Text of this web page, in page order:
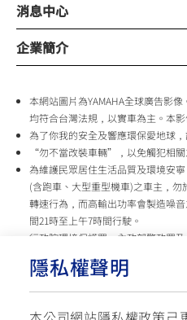
隱私權聲明
消息中心
企業簡介
本網站圖片為YAMAHA全球廣告影
均符合台灣法規，以實車為主。本影
為了你我的安全及響應環保愛地球
“勿不當改裝車輛”，以免觸犯相關
為維護民眾居住生活品質及環境安
(含跑車、大型重型機車)之車主，
轉速行為，而高輸出功率會製造噪
間21時至上午7時間行駛。
行政院環境保護署、內政部警政署
台灣山葉機車 關心您